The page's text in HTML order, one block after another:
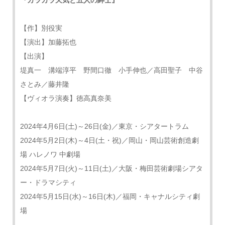
【作】別役実
【演出】加藤拓也
【出演】
堤真一 溝端淳平 野間口徹 小手伸也／高田聖子 中谷
さとみ／藤井隆
【ヴィオラ演奏】徳高真奈美
2024年4月6日(土)～26日(金)／東京・シアタートラム
2024年5月2日(木)～4日(土・祝)／岡山・岡山芸術創造劇
場 ハレノワ 中劇場
2024年5月7日(火)～11日(土)／大阪・梅田芸術劇場シアタ
ー・ドラマシティ
2024年5月15日(水)～16日(木)／福岡・キャナルシティ劇
場